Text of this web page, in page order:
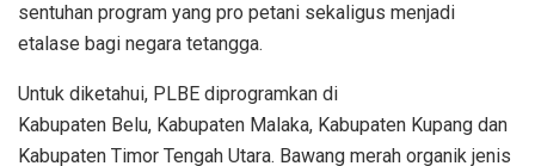
sentuhan program yang pro petani sekaligus menjadi
etalase bagi negara tetangga.
Untuk diketahui, PLBE diprogramkan di
Kabupaten Belu, Kabupaten Malaka, Kabupaten Kupang dan
Kabupaten Timor Tengah Utara. Bawang merah organik jenis